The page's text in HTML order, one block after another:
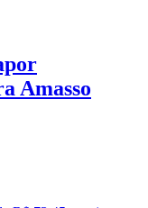
Amasso